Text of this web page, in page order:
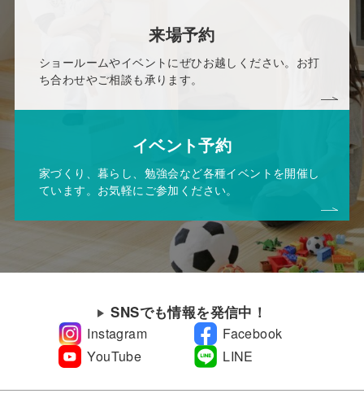
来場予約
ショールームやイベントにぜひお越しください。お打
ち合わせやご相談も承ります。
イベント予約
家づくり、暮らし、勉強会など各種イベントを開催し
ています。お気軽にご参加ください。
SNSでも情報を発信中！
Instagram
Facebook
YouTube
LINE